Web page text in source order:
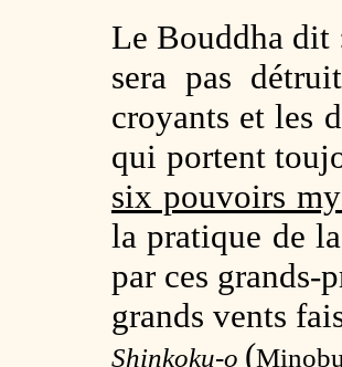
Le Bouddha dit
sera pas
croyants et les
qui portent
six pouvoirs
la pratique de
par ces grands-
grands vents
Shinkoku-o (